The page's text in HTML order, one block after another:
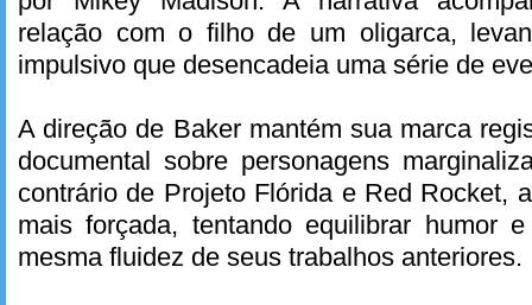
relação com o filho de um oligarca,
impulsivo que desencadeia uma série de
A direção de Baker mantém sua marca
documental sobre personagens
contrário de Projeto Flórida e Red Rocket,
mais forçada, tentando equilibrar humor
mesma fluidez de seus trabalhos anteriores.